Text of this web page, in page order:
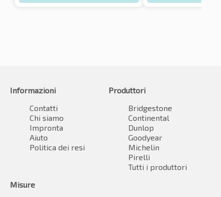
Informazioni
Contatti
Chi siamo
Impronta
Aiuto
Politica dei resi
Produttori
Bridgestone
Continental
Dunlop
Goodyear
Michelin
Pirelli
Tutti i produttori
Misure